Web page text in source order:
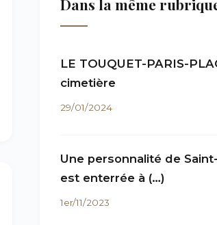
Dans la même
LE TOUQUET-PARIS-
cimetière
29/01/2024
Une personnalité de
est enterrée à (…)
1er/11/2023